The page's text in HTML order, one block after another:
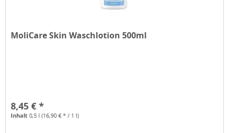
MoliCare Skin Waschlotion 500ml
8,45 € *
Inhalt0,5 l(16,90 € * / 1 l)